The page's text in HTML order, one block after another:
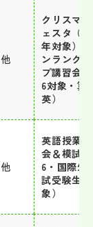
クリスマ
ェスタ（
年対象）
ンランク
プ講習会
6対象・算
英）
英語授業
会＆模試
6・国際生
試受験生対
象）